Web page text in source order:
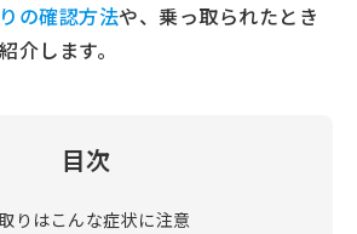
の確認方法や、乗っ取られたとき
介します。
目次
りはこんな症状に注意